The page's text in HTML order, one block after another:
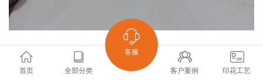
首页 全部分类
客服
客户案例
印花工艺